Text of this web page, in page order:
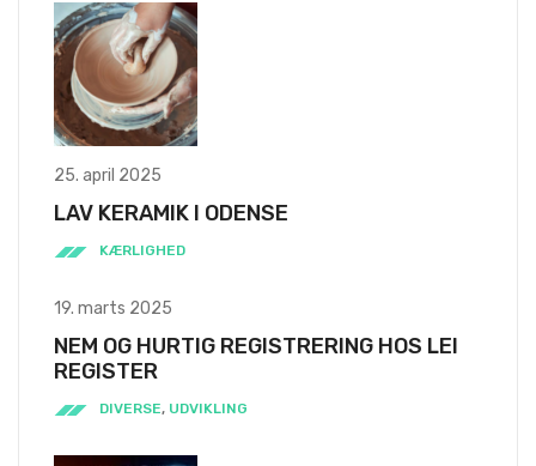
25. april 2025
LAV KERAMIK I ODENSE
KÆRLIGHED
19. marts 2025
NEM OG HURTIG REGISTRERING HOS LEI
REGISTER
DIVERSE, UDVIKLING